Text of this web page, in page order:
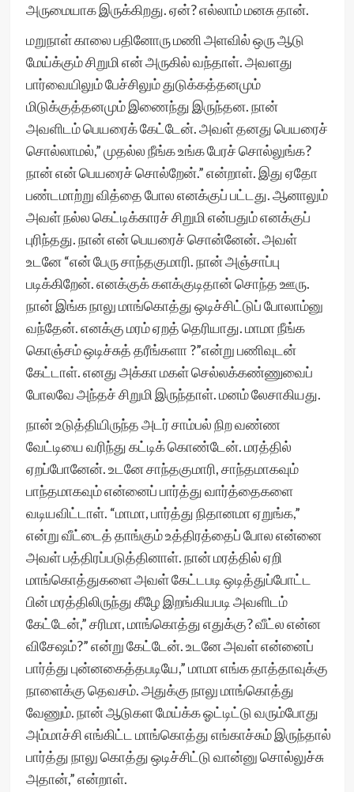
அருமையாக இருக்கிறது. ஏன்? எல்லாம் மனசு தான்.
மறுநாள் காலை பதினோரு மணி அளவில் ஒரு ஆடு
மேய்க்கும் சிறுமி என் அருகில் வந்தாள். அவளது
பார்வையிலும் பேச்சிலும் துடுக்கத்தனமும்
மிடுக்குத்தனமும் இணைந்து இருந்தன. நான்
அவளிடம் பெயரைக் கேட்டேன். அவள் தனது பெயரைச்
சொல்லாமல்,” முதல்ல நீங்க உங்க பேரச் சொல்லுங்க?
நான் என் பெயரைச் சொல்றேன்.” என்றாள். இது ஏதோ
பண்டமாற்று வித்தை போல எனக்குப் பட்டது. ஆனாலும்
அவள் நல்ல கெட்டிக்காரச் சிறுமி என்பதும் எனக்குப்
புரிந்தது. நான் என் பெயரைச் சொன்னேன். அவள்
உடனே “என் பேரு சாந்தகுமாரி. நான் அஞ்சாப்பு
படிக்கிறேன். எனக்குக் களக்குடிதான் சொந்த ஊரு.
நான் இங்க நாலு மாங்கொத்து ஒடிச்சிட்டுப் போலாம்னு
வந்தேன். எனக்கு மரம் ஏறத் தெரியாது. மாமா நீங்க
கொஞ்சம் ஒடிச்சுத் தரீங்களா ?”என்று பணிவுடன்
கேட்டாள். எனது அக்கா மகள் செல்லக்கண்ணுவைப்
போலவே அந்தச் சிறுமி இருந்தாள். மனம் லேசாகியது.
நான் உடுத்தியிருந்த அடர் சாம்பல் நிற வண்ண
வேட்டியை வரிந்து கட்டிக் கொண்டேன். மரத்தில்
ஏறப்போனேன். உடனே சாந்தகுமாரி, சாந்தமாகவும்
பாந்தமாகவும் என்னைப் பார்த்து வார்த்தைகளை
வடியவிட்டாள். “மாமா, பார்த்து நிதானமா ஏறுங்க,”
என்று வீட்டைத் தாங்கும் உத்திரத்தைப் போல என்னை
அவள் பத்திரப்படுத்தினாள். நான் மரத்தில் ஏறி
மாங்கொத்துகளை அவள் கேட்டபடி ஒடித்துப்போட்ட
பின் மரத்திலிருந்து கீழே இறங்கியபடி அவளிடம்
கேட்டேன்,” சரிமா, மாங்கொத்து எதுக்கு? வீட்ல என்ன
விசேஷம்?” என்று கேட்டேன். உடனே அவள் என்னைப்
பார்த்து புன்னகைத்தபடியே,” மாமா எங்க தாத்தாவுக்கு
நாளைக்கு தெவசம். அதுக்கு நாலு மாங்கொத்து
வேணும். நான் ஆடுகள மேய்க்க ஓட்டிட்டு வரும்போது
அம்மாச்சி எங்கிட்ட மாங்கொத்து எங்காச்சும் இருந்தால்
பார்த்து நாலு கொத்து ஒடிச்சிட்டு வான்னு சொல்லுச்சு
அதான்,” என்றாள்.